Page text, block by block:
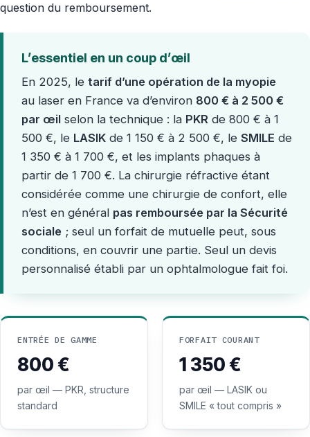
question du remboursement.
L’essentiel en un coup d’œil
En 2025, le tarif d’une opération de la myopie
au laser en France va d’environ 800 € à 2 500 €
par œil selon la technique : la PKR de 800 € à 1
500 €, le LASIK de 1 150 € à 2 500 €, le SMILE de
1 350 € à 1 700 €, et les implants phaques à
partir de 1 700 €. La chirurgie réfractive étant
considérée comme une chirurgie de confort, elle
n’est en général pas remboursée par la Sécurité
sociale ; seul un forfait de mutuelle peut, sous
conditions, en couvrir une partie. Seul un devis
personnalisé établi par un ophtalmologue fait foi.
ENTRÉE DE GAMME
800 €
par œil — PKR, structure
standard
FORFAIT COURANT
1 350 €
par œil — LASIK ou
SMILE « tout compris »